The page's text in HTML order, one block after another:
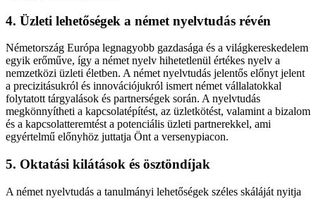
4. Üzleti lehetőségek a német nyelvtudás révén
Németország Európa legnagyobb gazdasága és a világkereskedelem
egyik erőműve, így a német nyelv hihetetlenül értékes nyelv a
nemzetközi üzleti életben. A német nyelvtudás jelentős előnyt jelent
a precizitásukról és innovációjukról ismert német vállalatokkal
folytatott tárgyalások és partnerségek során. A nyelvtudás
megkönnyítheti a kapcsolatépítést, az üzletkötést, valamint a bizalom
és a kapcsolatteremtést a potenciális üzleti partnerekkel, ami
egyértelmű előnyhöz juttatja Önt a versenypiacon.
5. Oktatási kilátások és ösztöndíjak
A német nyelvtudás a tanulmányi lehetőségek széles skáláját nyitja